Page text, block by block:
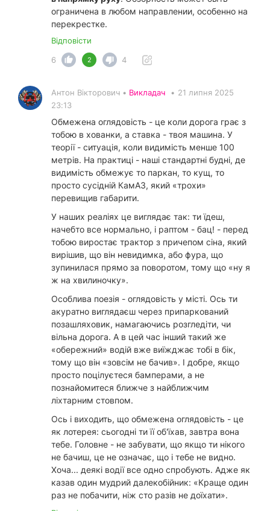
ограничена в любом направлении, особенно на
перекрестке.
Відповісти
6
2 4
Антон Вікторович • Викладач • 21 липня 2025
23:13
Обмежена оглядовість - це коли дорога грає з
тобою в хованки, а ставка - твоя машина. У
теорії - ситуація, коли видимість менше 100
метрів. На практиці - наші стандартні будні, де
видимість обмежує то паркан, то кущ, то
просто сусідній КамАЗ, який «трохи»
перевищив габарити.
У наших реаліях це виглядає так: ти їдеш,
начебто все нормально, і раптом - бац! - перед
тобою виростає трактор з причепом сіна, який
вирішив, що він невидимка, або фура, що
зупинилася прямо за поворотом, тому що «ну я
ж на хвилиночку».
Особлива поезія - оглядовість у місті. Ось ти
акуратно виглядаєш через припаркований
позашляховик, намагаючись розгледіти, чи
вільна дорога. А в цей час інший такий же
«обережний» водій вже виїжджає тобі в бік,
тому що він «зовсім не бачив». І добре, якщо
просто поцілуєтеся бамперами, а не
познайомитеся ближче з найближчим
ліхтарним стовпом.
Ось і виходить, що обмежена оглядовість - це
як лотерея: сьогодні ти її об'їхав, завтра вона
тебе. Головне - не забувати, що якщо ти нікого
не бачиш, це не означає, що і тебе не видно.
Хоча... деякі водії все одно спробують. Адже як
казав один мудрий далекобійник: «Краще один
раз не побачити, ніж сто разів не доїхати».